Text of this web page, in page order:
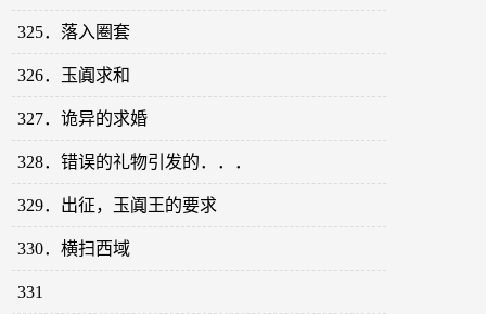
325．落入圈套
326．玉阗求和
327．诡异的求婚
328．错误的礼物引发的．．．
329．出征，玉阗王的要求
330．横扫西域
331